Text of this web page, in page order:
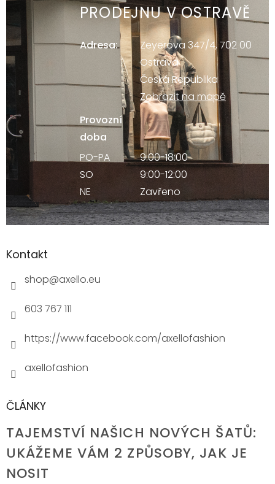
PRODEJNU V OSTRAVĚ
Adresa:
Zeyerova 347/4, 702 00
Ostrava
Česká Republika
Zobrazit na mapě
Provozní
doba
PO-PA
9:00-18:00
SO
9:00-12:00
NE
Zavřeno
Kontakt
shop@axello.eu
603 767 111
https://www.facebook.com/axellofashion
axellofashion
ČLÁNKY
TAJEMSTVÍ NAŠICH NOVÝCH ŠATŮ:
UKÁŽEME VÁM 2 ZPŮSOBY, JAK JE
NOSIT